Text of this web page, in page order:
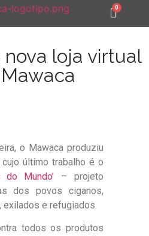
nova loja virtual
o Mawaca produziu
último trabalho é o
do Mundo’ – projeto
dos povos ciganos,
exilados e refugiados.
todos os produtos